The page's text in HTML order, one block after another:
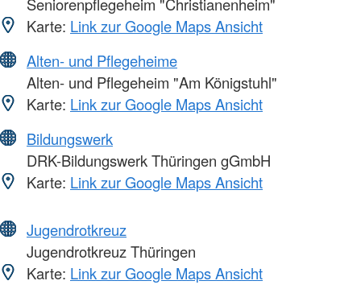
Seniorenpflegeheim "Christianenheim"
Karte: Link zur Google Maps Ansicht
Alten- und Pflegeheime
Alten- und Pflegeheim "Am Königstuhl"
Karte: Link zur Google Maps Ansicht
Bildungswerk
DRK-Bildungswerk Thüringen gGmbH
Karte: Link zur Google Maps Ansicht
Jugendrotkreuz
Jugendrotkreuz Thüringen
Karte: Link zur Google Maps Ansicht